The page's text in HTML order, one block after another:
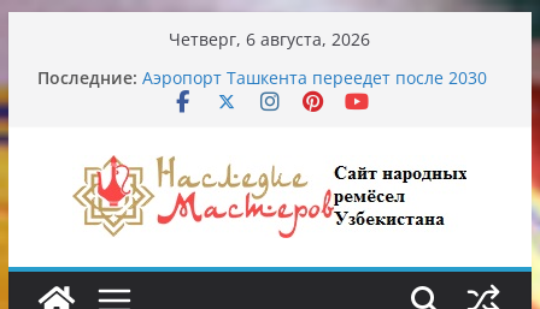
содержимому
Четверг, 6 августа, 2026
Последние: Аэропорт Ташкента переедет после 2030
года
Обрушение на одном из ключевых
перекрёстков Ташкента: перекрыт
путепровод на Буюк Ипак Йули
Узбекские традиционные узоры:
символика и происхождение